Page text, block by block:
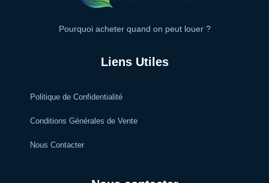
Pourquoi acheter quand on peut louer ?
Liens Utiles
Politique de Confidentialité
Conditions Générales de Vente
Nous Contacter